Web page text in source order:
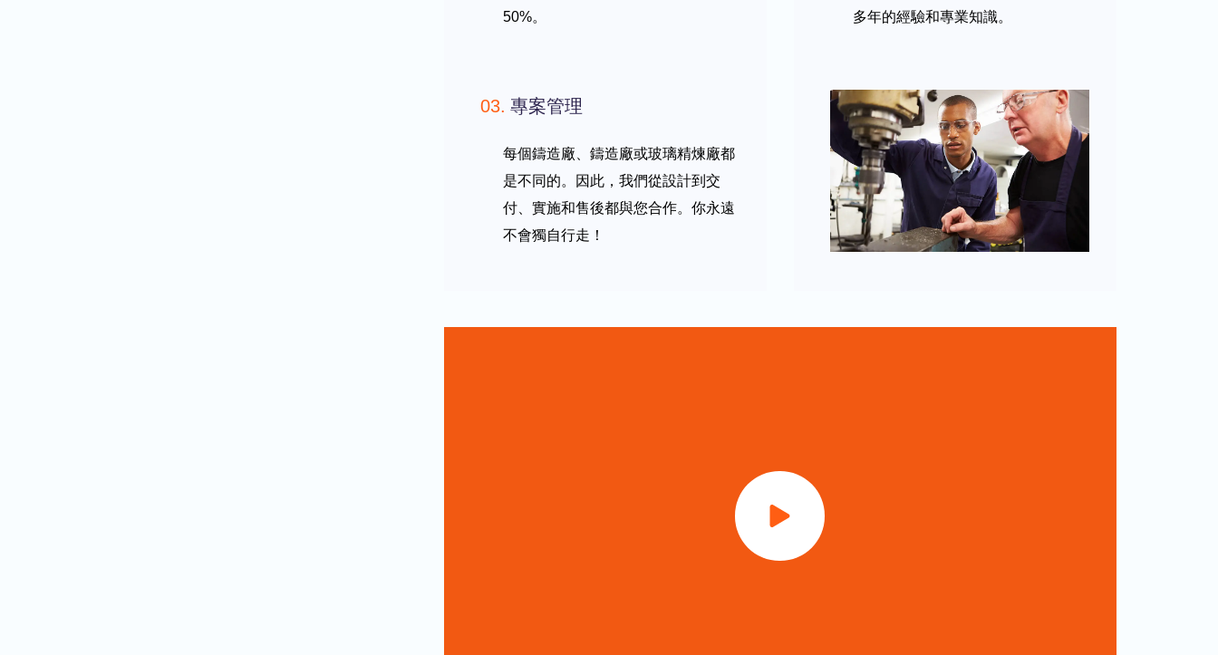
50%。
多年的經驗和專業知識。
03. 專案管理
每個鑄造廠、鑄造廠或玻璃精煉廠都
是不同的。因此，我們從設計到交
付、實施和售後都與您合作。你永遠
不會獨自行走！